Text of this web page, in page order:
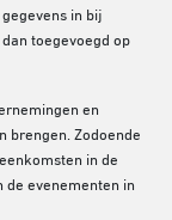
in bij
toegevoegd op
en
brengen. Zodoende
in de
de evenementen in